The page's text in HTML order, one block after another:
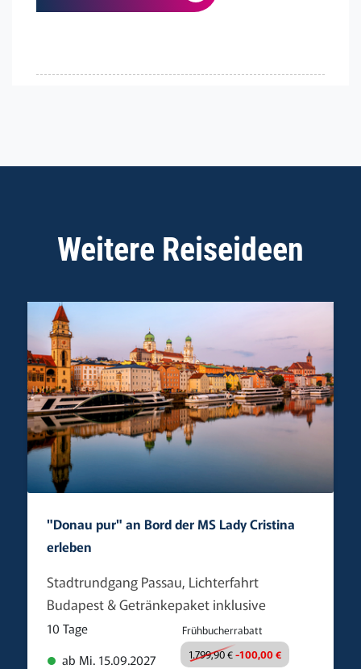
Weitere Reiseideen
"Donau pur" an Bord der MS Lady Cristina
erleben
Stadtrundgang Passau, Lichterfahrt
Budapest & Getränkepaket inklusive
10 Tage
ab Mi. 15.09.2027
Frühbucherrabatt
1.799,90 €-100,00 €